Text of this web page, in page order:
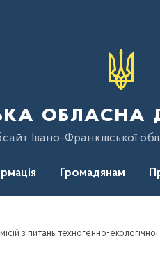
обласна
Івано-Франківської
Громадянам
з питань техногенно-